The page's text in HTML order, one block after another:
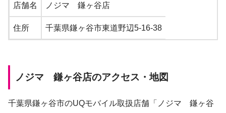
店舗名 ノジマ 鎌ヶ谷店
住所 千葉県鎌ヶ谷市東道野辺5-16-38
ノジマ 鎌ヶ谷店のアクセス・地図
千葉県鎌ヶ谷市のUQモバイル取扱店舗「ノジマ 鎌ヶ谷